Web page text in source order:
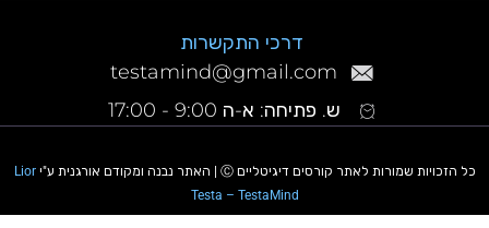
דרכי התקשרות
testamind@gmail.com
ש. פתיחה: א-ה 9:00 - 17:00
כל הזכויות שמורות לאתר קורסים דיגיטליים Ⓒ | האתר נבנה ומקודם אורגנית ע"י
Lior
Testa – TestaMind